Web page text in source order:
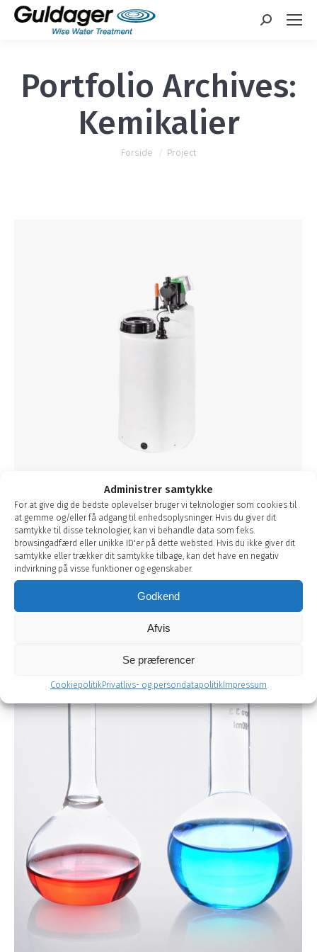
Administrer samtykke
For at give dig de bedste oplevelser bruger vi teknologier som cookies til
at gemme og/eller få adgang til enhedsoplysninger. Hvis du giver dit
samtykke til disse teknologier, kan vi behandle data som f.eks.
browsingadfærd eller unikke ID'er på dette websted. Hvis du ikke giver dit
samtykke eller trækker dit samtykke tilbage, kan det have en negativ
indvirkning på visse funktioner og egenskaber.
Godkend
Afvis
Se præferencer
CookiepolitikPrivatlivs- og persondatapolitik Impressum
Search:
Portfolio Archives:
Kemikalier
You are here:
Forside Project
Dosering
Kemikalier afbhadmin 2. november 2017
Guldager tilbyder et fuldt program i kemikalier
og doseringsudstyr til industrien. Køletårne,
varmeanlæg, hedtvands- og dampanlæg m.v.
Specialister i total-løsningsaftaler; også med